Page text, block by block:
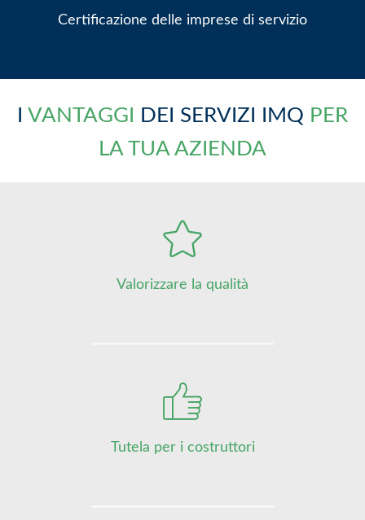
Certificazione delle imprese di servizio
VANTAGGI DEI SERVIZI IMQ PER
LA TUA AZIENDA
Valorizzare la qualità
Tutela per i costruttori